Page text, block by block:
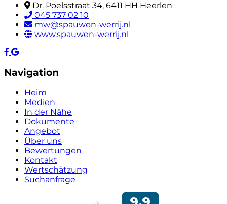
Dr. Poelsstraat 34, 6411 HH Heerlen
045 737 02 10
mw@spauwen-werrij.nl
www.spauwen-werrij.nl
Navigation
Heim
Medien
In der Nähe
Dokumente
Angebot
Über uns
Bewertungen
Kontakt
Wertschätzung
Suchanfrage